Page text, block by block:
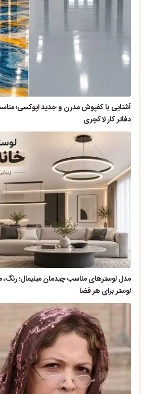
آشنایی با کفپوش مدرن و جدید اپوکسی؛
دفاتر کار لاکچری
مدل لوسترهای مناسب چیدمان مینیمال؛ رنگ،
لوستر برای هر فضا